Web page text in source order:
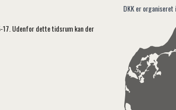
17. Udenfor dette tidsrum kan der
DKK er